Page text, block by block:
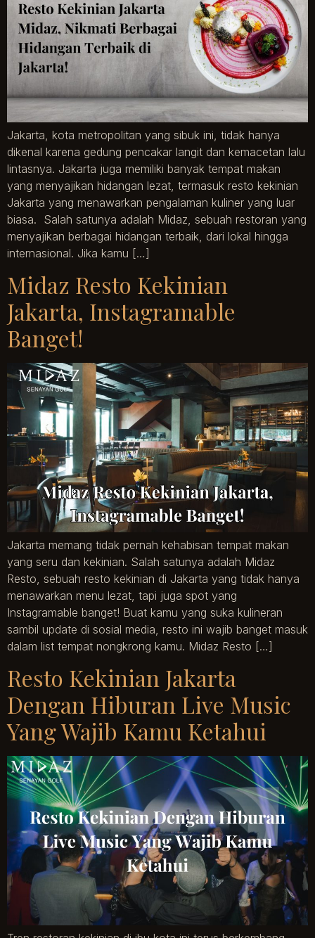
Jakarta, kota metropolitan yang sibuk ini, tidak hanya
dikenal karena gedung pencakar langit dan kemacetan lalu
lintasnya. Jakarta juga memiliki banyak tempat makan
yang menyajikan hidangan lezat, termasuk resto kekinian
Jakarta yang menawarkan pengalaman kuliner yang luar
biasa. Salah satunya adalah Midaz, sebuah restoran yang
menyajikan berbagai hidangan terbaik, dari lokal hingga
internasional. Jika kamu […]
Midaz Resto Kekinian
Jakarta, Instagramable
Banget!
Jakarta memang tidak pernah kehabisan tempat makan
yang seru dan kekinian. Salah satunya adalah Midaz
Resto, sebuah resto kekinian di Jakarta yang tidak hanya
menawarkan menu lezat, tapi juga spot yang
Instagramable banget! Buat kamu yang suka kulineran
sambil update di sosial media, resto ini wajib banget masuk
dalam list tempat nongkrong kamu. Midaz Resto […]
Resto Kekinian Jakarta
Dengan Hiburan Live Music
Yang Wajib Kamu Ketahui